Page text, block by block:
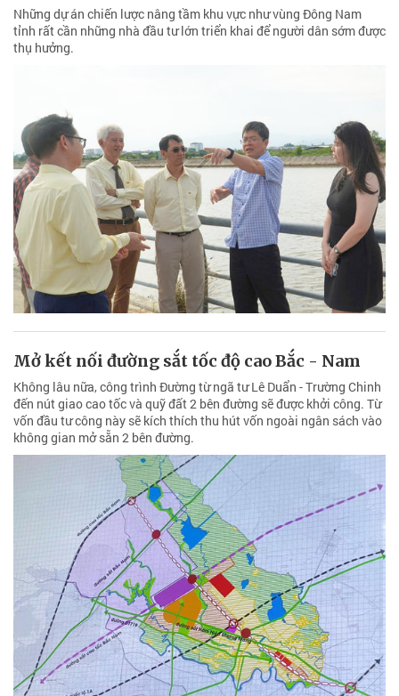
Những dự án chiến lược nâng tầm khu vực như vùng Đông Nam
tỉnh rất cần những nhà đầu tư lớn triển khai để người dân sớm được
thụ hưởng.
Mở kết nối đường sắt tốc độ cao Bắc - Nam
Không lâu nữa, công trình Đường từ ngã tư Lê Duẩn - Trường Chinh
đến nút giao cao tốc và quỹ đất 2 bên đường sẽ được khởi công. Từ
vốn đầu tư công này sẽ kích thích thu hút vốn ngoài ngân sách vào
không gian mở sẵn 2 bên đường.